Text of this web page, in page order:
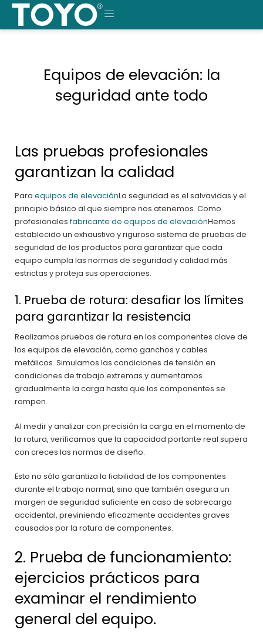
Saltar
contenido
MENÚ
Equipos de elevación: la
seguridad ante todo
Las pruebas profesionales
garantizan la calidad
Para equipos de elevaciónLa seguridad es el salvavidas y el
principio básico al que siempre nos atenemos. Como
profesionalesfabricante de equipos de elevaciónHemos
establecido un exhaustivo y riguroso sistema de pruebas de
seguridad de los productos para garantizar que cada
equipo cumpla las normas de seguridad y calidad más
estrictas y proteja sus operaciones.
1. Prueba de rotura: desafiar los límites
para garantizar la resistencia
Realizamos pruebas de rotura en los componentes clave de
los equipos de elevación, como ganchos y cables
metálicos. Simulamos las condiciones de tensión en
condiciones de trabajo extremas y aumentamos
gradualmente la carga hasta que los componentes se
rompen.
Al medir y analizar con precisión la carga en el momento de
la rotura, verificamos que la capacidad portante real supera
con creces las normas de diseño.
Esto no sólo garantiza la fiabilidad de los componentes
durante el trabajo normal, sino que también asegura un
margen de seguridad suficiente en caso de sobrecarga
accidental, previniendo eficazmente accidentes graves
causados por la rotura de componentes.
2. Prueba de funcionamiento:
ejercicios prácticos para
examinar el rendimiento
general del equipo.